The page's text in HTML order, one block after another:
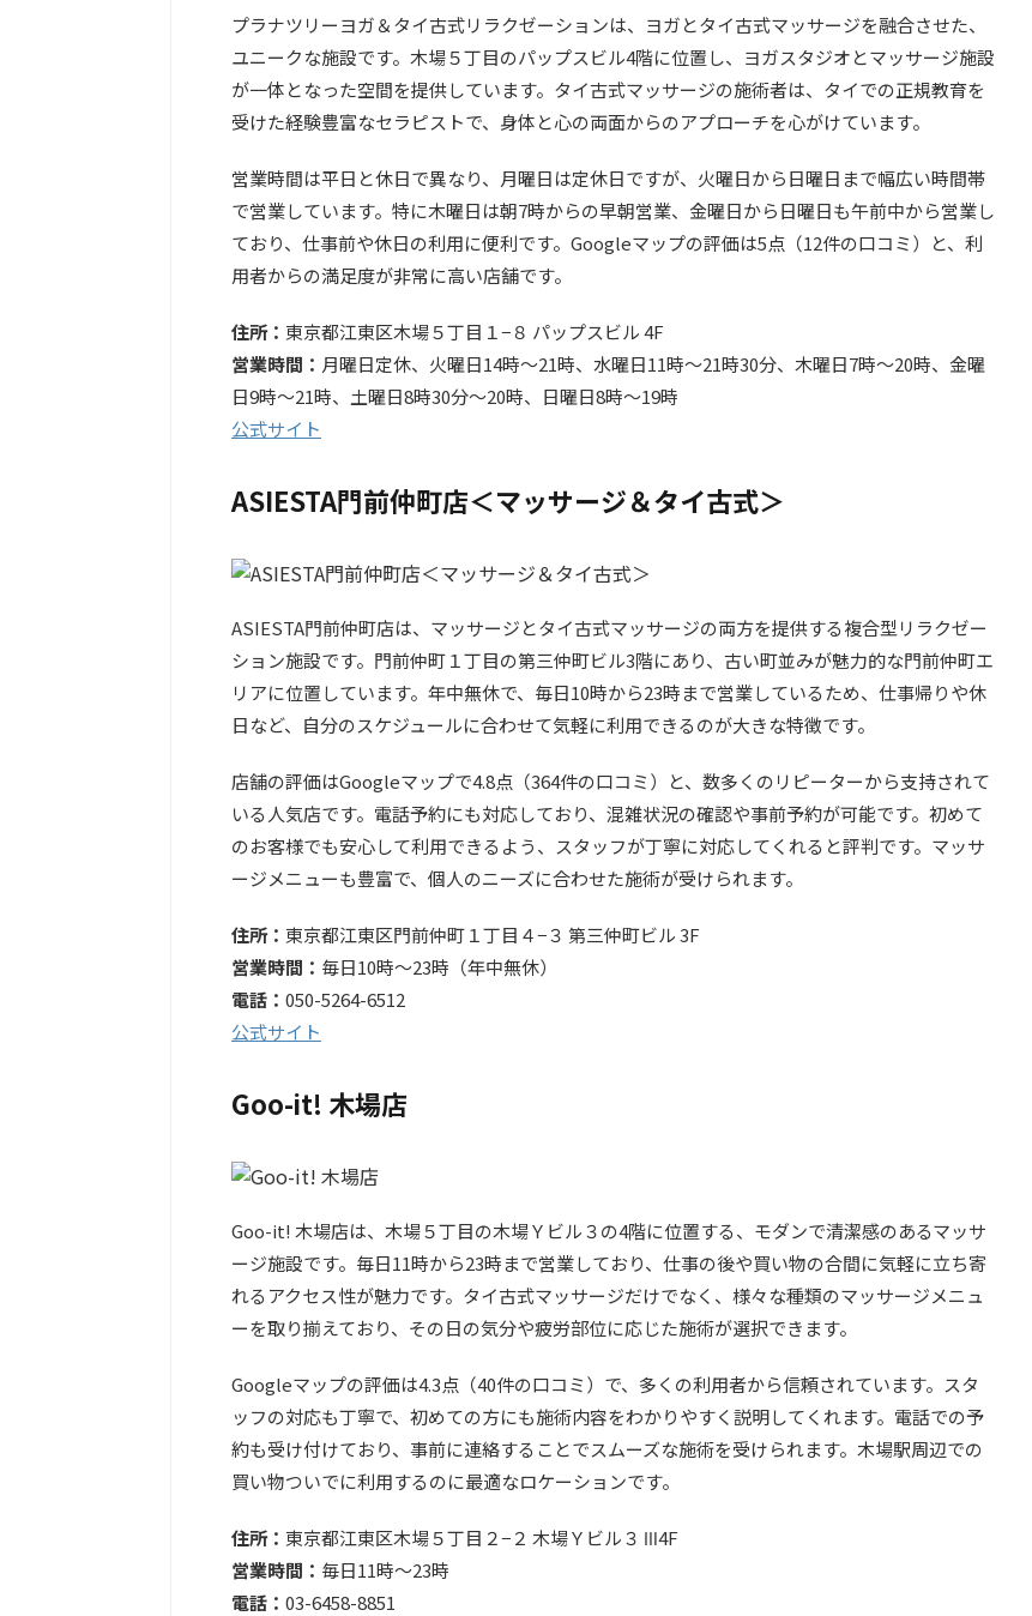
プラナツリーヨガ＆タイ古式リラクゼーションは、ヨガとタイ古式マッサージを融合させた、
ユニークな施設です。木場５丁目のパップスビル4階に位置し、ヨガスタジオとマッサージ施設
が一体となった空間を提供しています。タイ古式マッサージの施術者は、タイでの正規教育を
受けた経験豊富なセラピストで、身体と心の両面からのアプローチを心がけています。
営業時間は平日と休日で異なり、月曜日は定休日ですが、火曜日から日曜日まで幅広い時間帯
で営業しています。特に木曜日は朝7時からの早朝営業、金曜日から日曜日も午前中から営業し
ており、仕事前や休日の利用に便利です。Googleマップの評価は5点（12件の口コミ）と、利
用者からの満足度が非常に高い店舗です。
住所： 東京都江東区木場５丁目１−８ パップスビル 4F
営業時間： 月曜日定休、火曜日14時～21時、水曜日11時～21時30分、木曜日7時～20時、金曜
日9時～21時、土曜日8時30分～20時、日曜日8時～19時
公式サイト
ASIESTA門前仲町店＜マッサージ＆タイ古式＞
ASIESTA門前仲町店は、マッサージとタイ古式マッサージの両方を提供する複合型リラクゼー
ション施設です。門前仲町１丁目の第三仲町ビル3階にあり、古い町並みが魅力的な門前仲町エ
リアに位置しています。年中無休で、毎日10時から23時まで営業しているため、仕事帰りや休
日など、自分のスケジュールに合わせて気軽に利用できるのが大きな特徴です。
店舗の評価はGoogleマップで4.8点（364件の口コミ）と、数多くのリピーターから支持されて
いる人気店です。電話予約にも対応しており、混雑状況の確認や事前予約が可能です。初めて
のお客様でも安心して利用できるよう、スタッフが丁寧に対応してくれると評判です。マッサ
ージメニューも豊富で、個人のニーズに合わせた施術が受けられます。
住所： 東京都江東区門前仲町１丁目４−３ 第三仲町ビル 3F
営業時間： 毎日10時～23時（年中無休）
電話： 050-5264-6512
公式サイト
Goo-it! 木場店
Goo-it! 木場店は、木場５丁目の木場Ｙビル３の4階に位置する、モダンで清潔感のあるマッサ
ージ施設です。毎日11時から23時まで営業しており、仕事の後や買い物の合間に気軽に立ち寄
れるアクセス性が魅力です。タイ古式マッサージだけでなく、様々な種類のマッサージメニュ
ーを取り揃えており、その日の気分や疲労部位に応じた施術が選択できます。
Googleマップの評価は4.3点（40件の口コミ）で、多くの利用者から信頼されています。スタ
ッフの対応も丁寧で、初めての方にも施術内容をわかりやすく説明してくれます。電話での予
約も受け付けており、事前に連絡することでスムーズな施術を受けられます。木場駅周辺での
買い物ついでに利用するのに最適なロケーションです。
住所： 東京都江東区木場５丁目２−２ 木場Ｙビル３ Ⅲ4F
営業時間： 毎日11時～23時
電話： 03-6458-8851